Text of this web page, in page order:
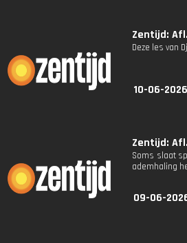
Zentijd:
Deze les van
10-06-
Zentijd:
Soms slaat
ademhaling
09-06-